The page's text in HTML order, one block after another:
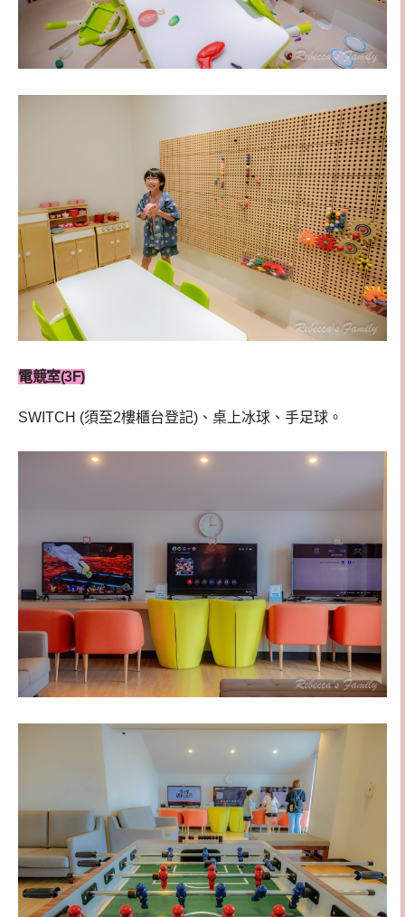
電競室(3F)
SWITCH (須至2樓櫃台登記)、桌上冰球、手足球。